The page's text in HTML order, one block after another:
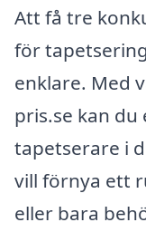
Att få tre
för
enklare. Med
pris.se kan
tapetserare i
vill förnya ett
eller bara